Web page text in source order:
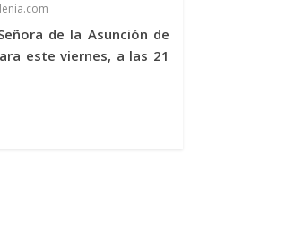
de la Asunción de
este viernes, a las 21